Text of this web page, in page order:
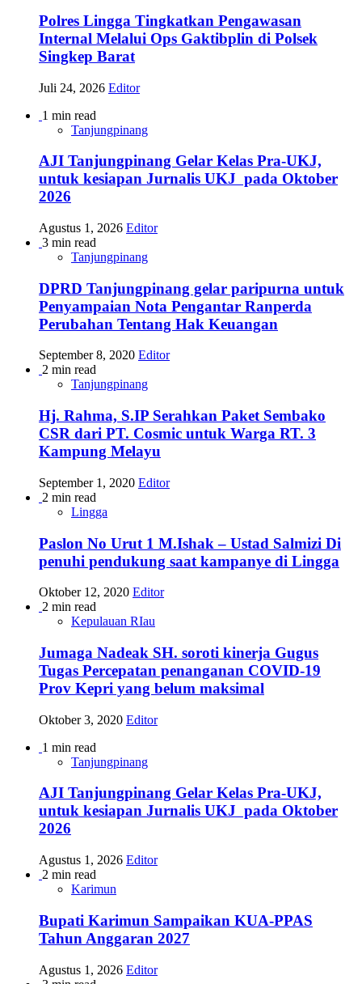
Polres Lingga Tingkatkan Pengawasan
Internal Melalui Ops Gaktibplin di Polsek
Singkep Barat
Juli 24, 2026 Editor
1 min read
Tanjungpinang
AJI Tanjungpinang Gelar Kelas Pra-UKJ,
untuk kesiapan Jurnalis UKJ pada Oktober
2026
Agustus 1, 2026 Editor
3 min read
Tanjungpinang
DPRD Tanjungpinang gelar paripurna untuk
Penyampaian Nota Pengantar Ranperda
Perubahan Tentang Hak Keuangan
September 8, 2020 Editor
2 min read
Tanjungpinang
Hj. Rahma, S.IP Serahkan Paket Sembako
CSR dari PT. Cosmic untuk Warga RT. 3
Kampung Melayu
September 1, 2020 Editor
2 min read
Lingga
Paslon No Urut 1 M.Ishak – Ustad Salmizi Di
penuhi pendukung saat kampanye di Lingga
Oktober 12, 2020 Editor
2 min read
Kepulauan RIau
Jumaga Nadeak SH. soroti kinerja Gugus
Tugas Percepatan penanganan COVID-19
Prov Kepri yang belum maksimal
Oktober 3, 2020 Editor
1 min read
Tanjungpinang
AJI Tanjungpinang Gelar Kelas Pra-UKJ,
untuk kesiapan Jurnalis UKJ pada Oktober
2026
Agustus 1, 2026 Editor
2 min read
Karimun
Bupati Karimun Sampaikan KUA-PPAS
Tahun Anggaran 2027
Agustus 1, 2026 Editor